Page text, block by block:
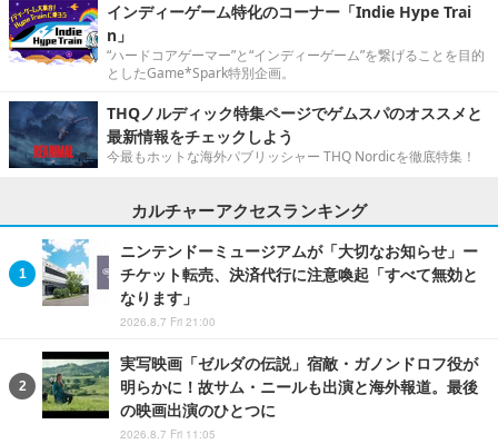
インディーゲーム特化のコーナー「Indie Hype Trai
n」
“ハードコアゲーマー”と“インディーゲーム”を繋げることを目的
としたGame*Spark特別企画。
THQノルディック特集ページでゲムスパのオススメと
最新情報をチェックしよう
今最もホットな海外パブリッシャー THQ Nordicを徹底特集！
カルチャーアクセスランキング
ニンテンドーミュージアムが「大切なお知らせ」ー
チケット転売、決済代行に注意喚起「すべて無効と
なります」
2026.8.7 Fri 21:00
実写映画「ゼルダの伝説」宿敵・ガノンドロフ役が
明らかに！故サム・ニールも出演と海外報道。最後
の映画出演のひとつに
2026.8.7 Fri 11:05